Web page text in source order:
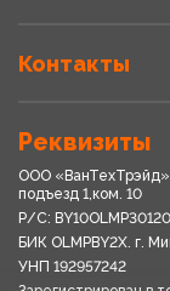
Контакты
Реквизиты
ООО «ВанТехТрэйд»
подъезд 1,ком. 10
Р/С:
БИК OLMPBY2X. г.
УНП 192957242